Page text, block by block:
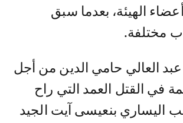
الهيئة، بعدما سبق
مختلفة.
عبد العالي حامي الدين من أجل
في القتل العمد التي راح
اليساري بنعيسى آيت الجيد